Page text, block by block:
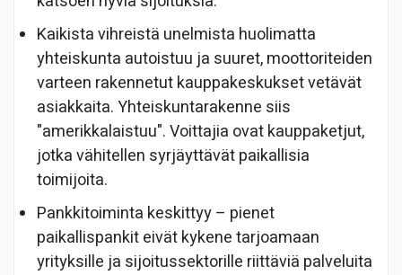
Kaikista vihreistä unelmista huolimatta
yhteiskunta autoistuu ja suuret, moottoriteiden
varteen rakennetut kauppakeskukset vetävät
asiakkaita. Yhteiskuntarakenne siis
"amerikkalaistuu". Voittajia ovat kauppaketjut,
jotka vähitellen syrjäyttävät paikallisia
toimijoita.
Pankkitoiminta keskittyy – pienet
paikallispankit eivät kykene tarjoamaan
yrityksille ja sijoitussektorille riittäviä palveluita